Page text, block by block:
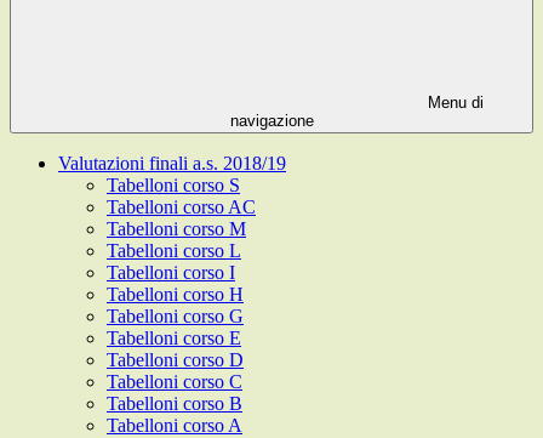
Menu di
navigazione
Valutazioni finali a.s. 2018/19
Tabelloni corso S
Tabelloni corso AC
Tabelloni corso M
Tabelloni corso L
Tabelloni corso I
Tabelloni corso H
Tabelloni corso G
Tabelloni corso E
Tabelloni corso D
Tabelloni corso C
Tabelloni corso B
Tabelloni corso A